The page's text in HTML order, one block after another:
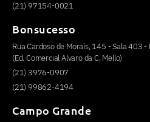
(21) 97154-0021
Bonsucesso
Rua Cardoso de Morais, 145 - Sala 403 -
(Ed. Comercial Alvaro da C. Mello)
(21) 3976-0907
(21) 99862-4194
Campo Grande